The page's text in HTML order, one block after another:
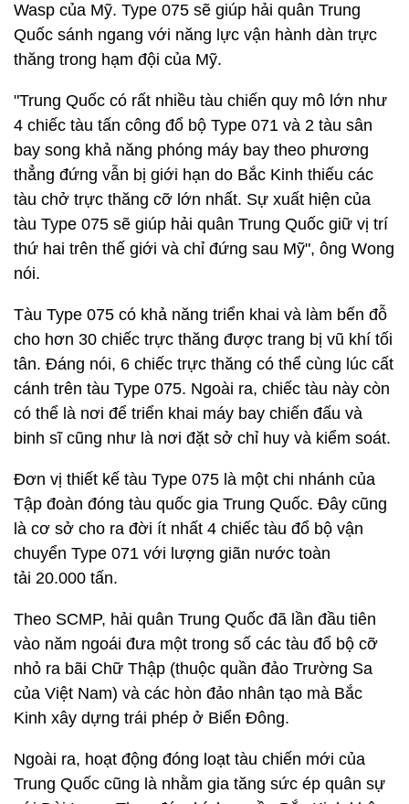
Wasp của Mỹ. Type 075 sẽ giúp hải quân Trung
Quốc sánh ngang với năng lực vận hành dàn trực
thăng trong hạm đội của Mỹ.
"Trung Quốc có rất nhiều tàu chiến quy mô lớn như
4 chiếc tàu tấn công đổ bộ Type 071 và 2 tàu sân
bay song khả năng phóng máy bay theo phương
thẳng đứng vẫn bị giới hạn do Bắc Kinh thiếu các
tàu chở trực thăng cỡ lớn nhất. Sự xuất hiện của
tàu Type 075 sẽ giúp hải quân Trung Quốc giữ vị trí
thứ hai trên thế giới và chỉ đứng sau Mỹ", ông Wong
nói.
Tàu Type 075 có khả năng triển khai và làm bến đỗ
cho hơn 30 chiếc trực thăng được trang bị vũ khí tối
tân. Đáng nói, 6 chiếc trực thăng có thể cùng lúc cất
cánh trên tàu Type 075. Ngoài ra, chiếc tàu này còn
có thể là nơi để triển khai máy bay chiến đấu và
binh sĩ cũng như là nơi đặt sở chỉ huy và kiểm soát.
Đơn vị thiết kế tàu Type 075 là một chi nhánh của
Tập đoàn đóng tàu quốc gia Trung Quốc. Đây cũng
là cơ sở cho ra đời ít nhất 4 chiếc tàu đổ bộ vận
chuyển Type 071 với lượng giãn nước toàn
tải 20.000 tấn.
Theo SCMP, hải quân Trung Quốc đã lần đầu tiên
vào năm ngoái đưa một trong số các tàu đổ bộ cỡ
nhỏ ra bãi Chữ Thập (thuộc quần đảo Trường Sa
của Việt Nam) và các hòn đảo nhân tạo mà Bắc
Kinh xây dựng trái phép ở Biển Đông.
Ngoài ra, hoạt động đóng loạt tàu chiến mới của
Trung Quốc cũng là nhằm gia tăng sức ép quân sự